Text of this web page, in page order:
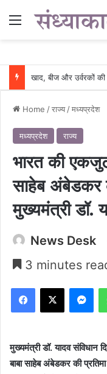
Menu
Home /राज्य /मध्यप्रदेश
मध्यप्रदेश राज्य
भारत की
साहेब अंबेडकर
मुख्यमंत्री डॉ.
News Desk
3 minutes
Facebook
X
मुख्यमंत्री डॉ. यादव
बाबा साहेब अंबेडकर की